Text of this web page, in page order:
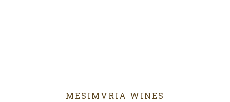
MESIMVRIA WINES